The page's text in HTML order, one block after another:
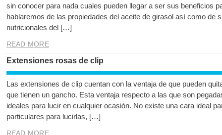
sin conocer para nada cuales pueden llegar a ser sus beneficios
hablaremos de las propiedades del aceite de girasol así como de
nutricionales del […]
READ MORE
Extensiones rosas de clip
Las extensiones de clip cuentan con la ventaja de que pueden
que tienen un gancho. Esta ventaja respecto a las que son
ideales para lucir en cualquier ocasión. No existe una cara ideal
particulares para lucirlas, […]
READ MORE